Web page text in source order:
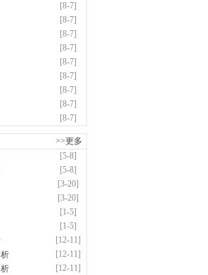
板|
厚板|耐磨板|高强
管、化肥专用
式
| 方矩管
式
密光亮管|马氏体..
方式
板|
[8-7]
[8-7]
[8-7]
[8-7]
[8-7]
[8-7]
[8-7]
[8-7]
[8-7]
>>更多
[5-8]
[5-8]
[3-20]
[3-20]
[1-5]
[1-5]
[12-11]
[12-11]
[12-11]